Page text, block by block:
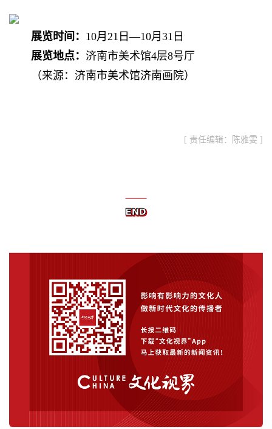
展览时间： 10月21日—10月31日
展览地点： 济南市美术馆4层8号厅
（来源：济南市美术馆济南画院）
[ 责任编辑：陈雅雯 ]